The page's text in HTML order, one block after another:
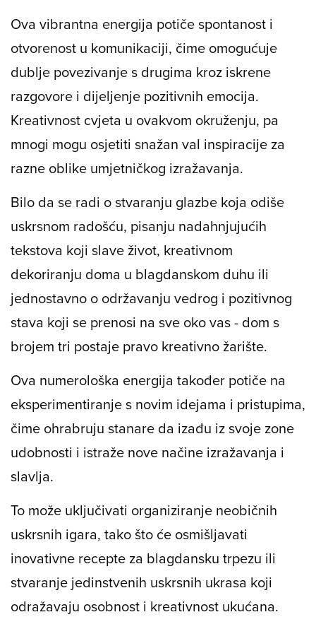
Ova vibrantna energija potiče spontanost i
otvorenost u komunikaciji, čime omogućuje
dublje povezivanje s drugima kroz iskrene
razgovore i dijeljenje pozitivnih emocija.
Kreativnost cvjeta u ovakvom okruženju, pa
mnogi mogu osjetiti snažan val inspiracije za
razne oblike umjetničkog izražavanja.
Bilo da se radi o stvaranju glazbe koja odiše
uskrsnom radošću, pisanju nadahnjujućih
tekstova koji slave život, kreativnom
dekoriranju doma u blagdanskom duhu ili
jednostavno o održavanju vedrog i pozitivnog
stava koji se prenosi na sve oko vas - dom s
brojem tri postaje pravo kreativno žarište.
Ova numerološka energija također potiče na
eksperimentiranje s novim idejama i pristupima,
čime ohrabruju stanare da izađu iz svoje zone
udobnosti i istraže nove načine izražavanja i
slavlja.
To može uključivati organiziranje neobičnih
uskrsnih igara, tako što će osmišljavati
inovativne recepte za blagdansku trpezu ili
stvaranje jedinstvenih uskrsnih ukrasa koji
odražavaju osobnost i kreativnost ukućana.